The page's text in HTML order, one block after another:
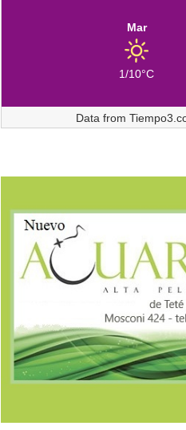
respuesta ante el...
Mar
1/10°C
Data from